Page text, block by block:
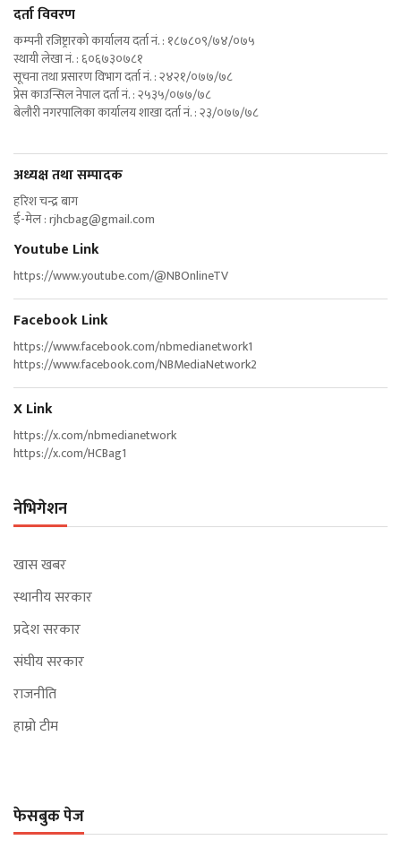
दर्ता विवरण
कम्पनी रजिष्ट्रारको कार्यालय दर्ता नं. : १८७८०९/७४/०७५
स्थायी लेखा नं. : ६०६७३०७८१
सूचना तथा प्रसारण विभाग दर्ता नं. : २४२१/०७७/७८
प्रेस काउन्सिल नेपाल दर्ता नं. : २५३५/०७७/७८
बेलौरी नगरपालिका कार्यालय शाखा दर्ता नं. : २३/०७७/७८
अध्यक्ष तथा सम्पादक
हरिश चन्द्र बाग
ई-मेल :rjhcbag@gmail.com
Youtube Link
https://www.youtube.com/@NBOnlineTV
Facebook Link
https://www.facebook.com/nbmedianetwork1
https://www.facebook.com/NBMediaNetwork2
X Link
https://x.com/nbmedianetwork
https://x.com/HCBag1
नेभिगेशन
खास खबर
स्थानीय सरकार
प्रदेश सरकार
संघीय सरकार
राजनीति
हाम्रो टीम
फेसबुक पेज